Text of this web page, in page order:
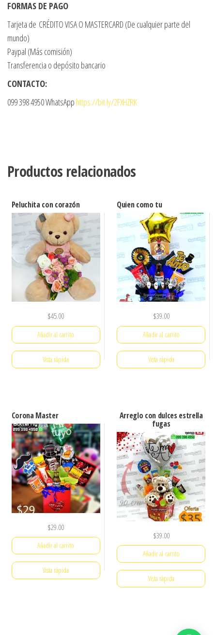
FORMAS DE PAGO
Tarjeta de CRÉDITO VISA O MASTERCARD (De cualquier parte del
mundo)
Paypal (Más comisión)
Transferencia o depósito bancario
CONTACTO:
099 398 4950 WhatsApp https://bit.ly/2FXHZRK
Productos relacionados
Peluchita con corazón
$45.00
Añadir al carrito
Vista rápida
Quien como tu
$39.00
Añadir al carrito
Vista rápida
Corona Master
$29.00
Añadir al carrito
Vista rápida
Arreglo con dulces estrella
fugas
$39.00
Añadir al carrito
Vista rápida